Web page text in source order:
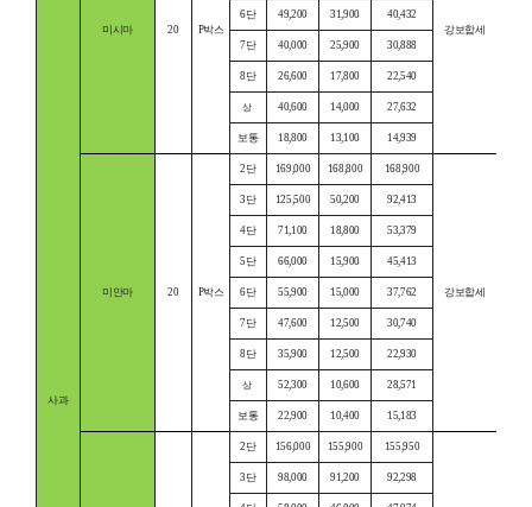
사과
미시마 20 P박스 강보합세
6단 49,200 31,900 40,432
7단 40,000 25,900 30,888
8단 26,600 17,800 22,540
상 40,600 14,000 27,632
보통 18,800 13,100 14,939
미안마 20 P박스
2단 169,000 168,800 168,900
강보합세
3단 125,500 50,200 92,413
4단 71,100 18,800 53,379
5단 66,000 15,900 45,413
6단 55,900 15,000 37,762
7단 47,600 12,500 30,740
8단 35,900 12,500 22,930
상 52,300 10,600 28,571
보통 22,900 10,400 15,183
2단 156,000 155,900 155,950
3단 98,000 91,200 92,298